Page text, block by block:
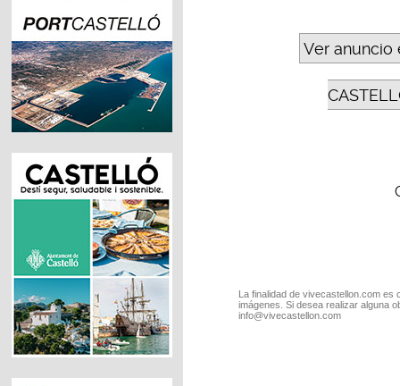
Ver anuncio
La finalidad de vivecastellon.com
imágenes. Si desea realizar alguna
info@vivecastellon.com